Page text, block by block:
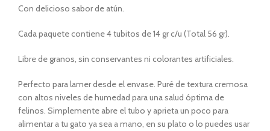
Con delicioso sabor de atún.
Cada paquete contiene 4 tubitos de 14 gr c/u (Total 56 gr).
Libre de granos, sin conservantes ni colorantes artificiales.
Perfecto para lamer desde el envase. Puré de textura cremosa
con altos niveles de humedad para una salud óptima de
felinos. Simplemente abre el tubo y aprieta un poco para
alimentar a tu gato ya sea a mano, en su plato o lo puedes usar